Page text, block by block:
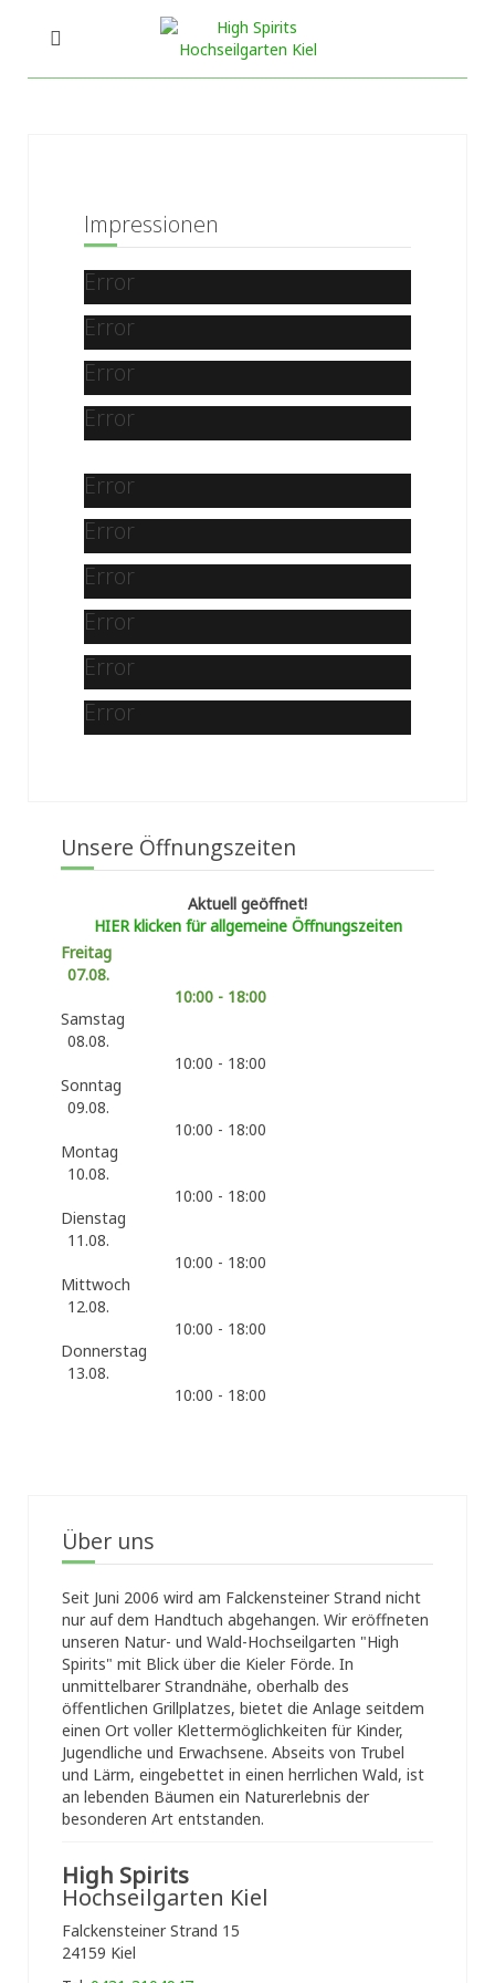
Impressionen
Error
Error
Error
Error
Error
Error
Error
Error
Error
Error
Unsere Öffnungszeiten
Aktuell geöffnet!
HIER klicken für allgemeine Öffnungszeiten
Freitag
07.08.
10:00 - 18:00
Samstag
08.08.
10:00 - 18:00
Sonntag
09.08.
10:00 - 18:00
Montag
10.08.
10:00 - 18:00
Dienstag
11.08.
10:00 - 18:00
Mittwoch
12.08.
10:00 - 18:00
Donnerstag
13.08.
10:00 - 18:00
Über uns
Seit Juni 2006 wird am Falckensteiner Strand nicht
nur auf dem Handtuch abgehangen. Wir eröffneten
unseren Natur- und Wald-Hochseilgarten "High
Spirits" mit Blick über die Kieler Förde. In
unmittelbarer Strandnähe, oberhalb des
öffentlichen Grillplatzes, bietet die Anlage seitdem
einen Ort voller Klettermöglichkeiten für Kinder,
Jugendliche und Erwachsene. Abseits von Trubel
und Lärm, eingebettet in einen herrlichen Wald, ist
an lebenden Bäumen ein Naturerlebnis der
besonderen Art entstanden.
High Spirits
Hochseilgarten Kiel
Falckensteiner Strand 15
24159 Kiel